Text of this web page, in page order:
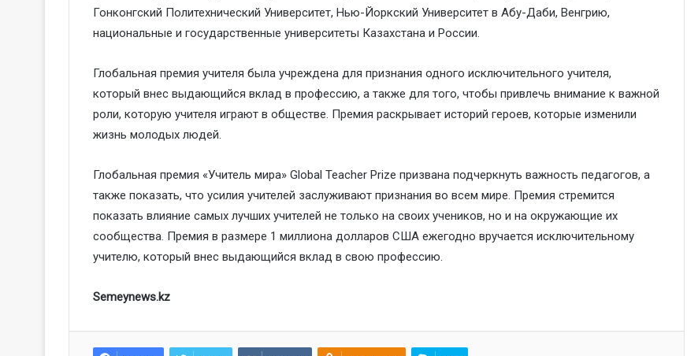
Гонконгский Политехнический Университет, Нью-Йоркский Университет в Абу-Даби, Венгрию,
национальные и государственные университеты Казахстана и России.
Глобальная премия учителя была учреждена для признания одного исключительного учителя,
который внес выдающийся вклад в профессию, а также для того, чтобы привлечь внимание к важной
роли, которую учителя играют в обществе. Премия раскрывает историй героев, которые изменили
жизнь молодых людей.
Глобальная премия «Учитель мира» Global Teacher Prize призвана подчеркнуть важность педагогов, а
также показать, что усилия учителей заслуживают признания во всем мире. Премия стремится
показать влияние самых лучших учителей не только на своих учеников, но и на окружающие их
сообщества. Премия в размере 1 миллиона долларов США ежегодно вручается исключительному
учителю, который внес выдающийся вклад в свою профессию.
Semeynews.kz